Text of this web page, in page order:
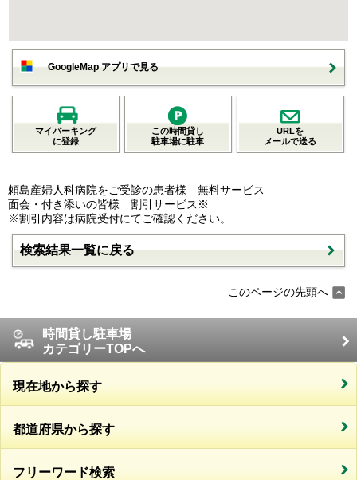
GoogleMap アプリで見る
マイパーキング
に登録
この時間貸し
駐車場に駐車
URLを
メールで送る
頼島産婦人科病院をご受診の患者様 無料サービス
面会・付き添いの皆様 割引サービス※
※割引内容は病院受付にてご確認ください。
検索結果一覧に戻る
このページの先頭へ
時間貸し駐車場
カテゴリーTOPへ
現在地から探す
都道府県から探す
フリーワード検索